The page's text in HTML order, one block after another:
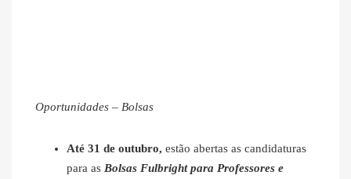
Oportunidades – Bolsas
Até 31 de outubro, estão abertas as candidaturas
para as Bolsas Fulbright para Professores e